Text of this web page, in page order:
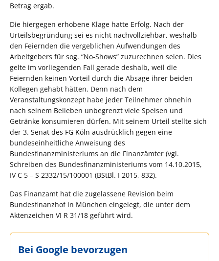
Betrag ergab.
Die hiergegen erhobene Klage hatte Erfolg. Nach der
Urteilsbegründung sei es nicht nachvollziehbar, weshalb
den Feiernden die vergeblichen Aufwendungen des
Arbeitgebers für sog. “No-Shows” zuzurechnen seien. Dies
gelte im vorliegenden Fall gerade deshalb, weil die
Feiernden keinen Vorteil durch die Absage ihrer beiden
Kollegen gehabt hätten. Denn nach dem
Veranstaltungskonzept habe jeder Teilnehmer ohnehin
nach seinem Belieben unbegrenzt viele Speisen und
Getränke konsumieren dürfen. Mit seinem Urteil stellte sich
der 3. Senat des FG Köln ausdrücklich gegen eine
bundeseinheitliche Anweisung des
Bundesfinanzministeriums an die Finanzämter (vgl.
Schreiben des Bundesfinanzministeriums vom 14.10.2015,
IV C 5 – S 2332/15/100001 (BStBl. I 2015, 832).
Das Finanzamt hat die zugelassene Revision beim
Bundesfinanzhof in München eingelegt, die unter dem
Aktenzeichen VI R 31/18 geführt wird.
Bei Google bevorzugen